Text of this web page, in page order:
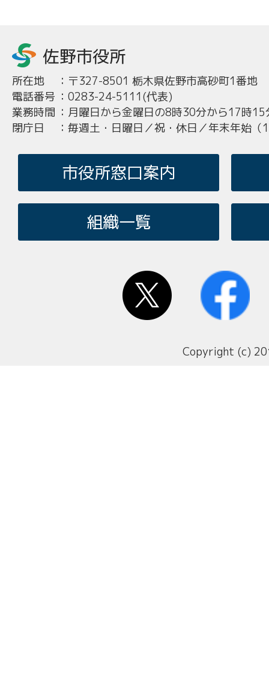
所在地 ： 〒327-8501 栃木県佐野市高砂町1番地
電話番号 ： 0283-24-5111(代表)
業務時間 ： 月曜日から金曜日の8時30分から17時15
閉庁日
： 毎週土・日曜日／祝・休日／年末年始
市役所窓口案内
組織一覧
Copyright (c)